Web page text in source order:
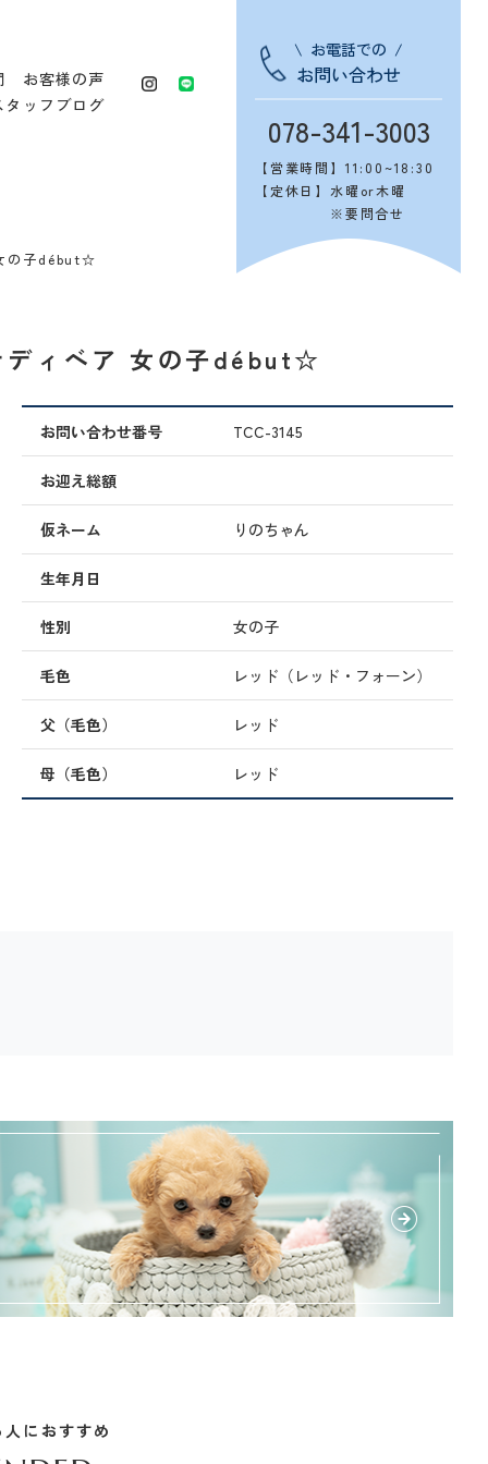
お客様の声
タッフブログ
お電話での
お問い合わせ
078-341-3003
【営業時間】 11:00~18:30
【定休日】 水曜or木曜
※要問合せ
の子début☆
ィベア 女の子début☆
お問い合わせ番号 TCC-3145
お迎え総額
仮ネーム りのちゃん
生年月日
性別 女の子
毛色 レッド（レッド・フォーン）
父（毛色） レッド
母（毛色） レッド
におすすめ